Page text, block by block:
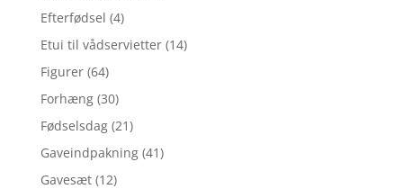
Efterfødsel (4)
Etui til vådservietter (14)
Figurer (64)
Forhæng (30)
Fødselsdag (21)
Gaveindpakning (41)
Gavesæt (12)